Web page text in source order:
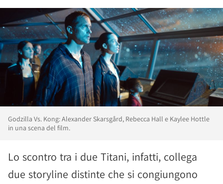
Godzilla Vs. Kong: Alexander Skarsgård, Rebecca Hall e Kaylee Hottle
in una scena del film.
Lo scontro tra i due Titani, infatti, collega
due storyline distinte che si congiungono